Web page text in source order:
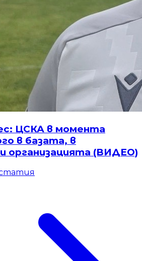
ЦСКА в момента
в базата, в
организацията (ВИДЕО)